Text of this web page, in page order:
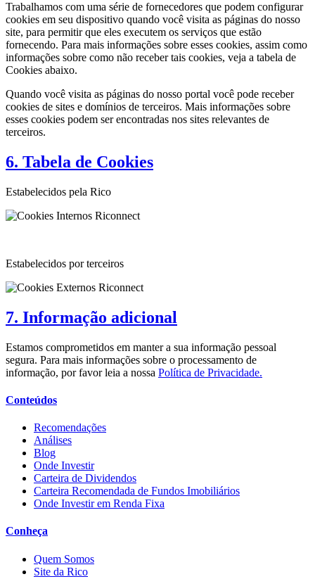
Trabalhamos com uma série de fornecedores que podem configurar
cookies em seu dispositivo quando você visita as páginas do nosso
site, para permitir que eles executem os serviços que estão
fornecendo. Para mais informações sobre esses cookies, assim como
informações sobre como não receber tais cookies, veja a tabela de
Cookies abaixo.
Quando você visita as páginas do nosso portal você pode receber
cookies de sites e domínios de terceiros. Mais informações sobre
esses cookies podem ser encontradas nos sites relevantes de
terceiros.
6. Tabela de Cookies
Estabelecidos pela Rico
Estabelecidos por terceiros
7. Informação adicional
Estamos comprometidos em manter a sua informação pessoal
segura. Para mais informações sobre o processamento de
informação, por favor leia a nossa Política de Privacidade.
Conteúdos
Recomendações
Análises
Blog
Onde Investir
Carteira de Dividendos
Carteira Recomendada de Fundos Imobiliários
Onde Investir em Renda Fixa
Conheça
Quem Somos
Site da Rico